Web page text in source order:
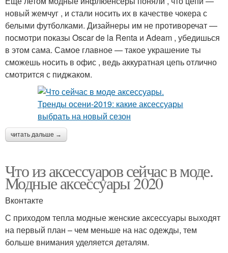
новый жемчуг , и стали носить их в качестве чокера с
белыми футболками. Дизайнеры им не противоречат —
посмотри показы Oscar de la Renta и Adeam , убедишься
в этом сама. Самое главное — такое украшение ты
сможешь носить в офис , ведь аккуратная цепь отлично
смотрится с пиджаком.
читать дальше →
Что из аксессуаров сейчас в моде.
Модные аксессуары 2020
Вконтакте
С приходом тепла модные женские аксессуары выходят
на первый план – чем меньше на нас одежды, тем
больше внимания уделяется деталям.